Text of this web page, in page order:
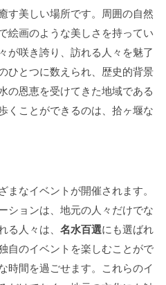
す美しい場所です。周囲の自然
絵画のような美しさを持ってい
が咲き誇り、訪れる人々を魅了
ひとつに数えられ、歴史的背景
の恩恵を受けてきた地域である
くことができるのは、拾ヶ堰な
なイベントが開催されます。
ションは、地元の人々だけでな
る人々は、 名水百選にも選ばれ
自のイベントを楽しむことがで
時間を過ごせます。これらのイ